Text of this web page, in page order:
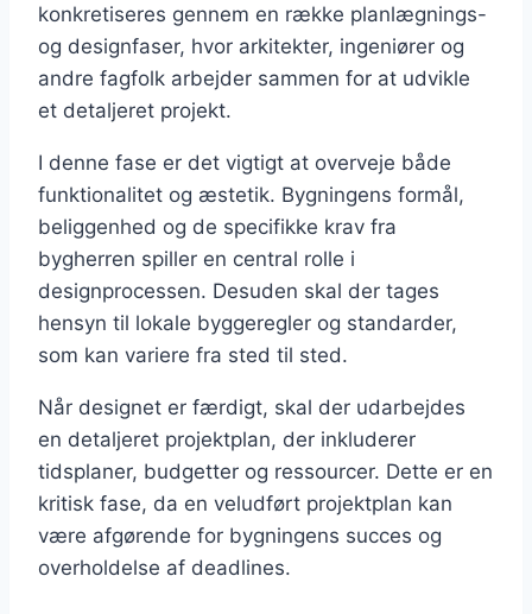
konkretiseres gennem en række planlægnings-
og designfaser, hvor arkitekter, ingeniører og
andre fagfolk arbejder sammen for at udvikle
et detaljeret projekt.
I denne fase er det vigtigt at overveje både
funktionalitet og æstetik. Bygningens formål,
beliggenhed og de specifikke krav fra
bygherren spiller en central rolle i
designprocessen. Desuden skal der tages
hensyn til lokale byggeregler og standarder,
som kan variere fra sted til sted.
Når designet er færdigt, skal der udarbejdes
en detaljeret projektplan, der inkluderer
tidsplaner, budgetter og ressourcer. Dette er en
kritisk fase, da en veludført projektplan kan
være afgørende for bygningens succes og
overholdelse af deadlines.